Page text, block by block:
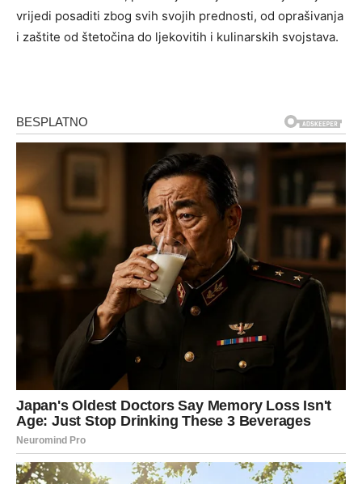
vrijedi posaditi zbog svih svojih prednosti, od oprašivanja
i zaštite od štetočina do ljekovitih i kulinarskih svojstava.